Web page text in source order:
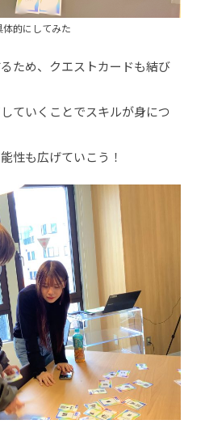
的にしてみた
ため、クエストカードも結び
ていくことでスキルが身につ
性も広げていこう！